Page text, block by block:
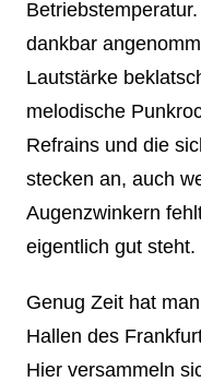
dankbar
Lautstärke
melodische
Refrains und die
stecken an, auch
Augenzwinkern
eigentlich gut steht.
Genug Zeit hat
Hallen des
Hier versammeln